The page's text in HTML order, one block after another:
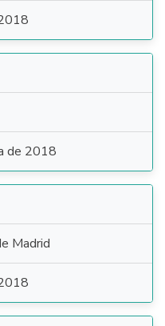
de 2018
Madrid